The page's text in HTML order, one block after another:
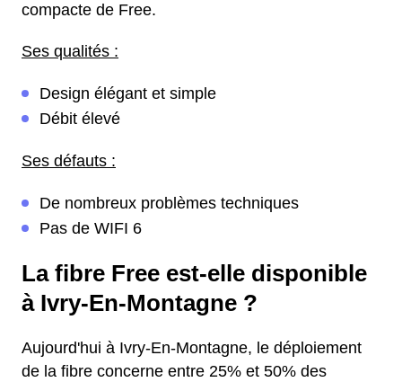
compacte de Free.
Ses qualités :
Design élégant et simple
Débit élevé
Ses défauts :
De nombreux problèmes techniques
Pas de WIFI 6
La fibre Free est-elle disponible
à Ivry-En-Montagne ?
Aujourd'hui à Ivry-En-Montagne, le déploiement
de la fibre concerne entre 25% et 50% des